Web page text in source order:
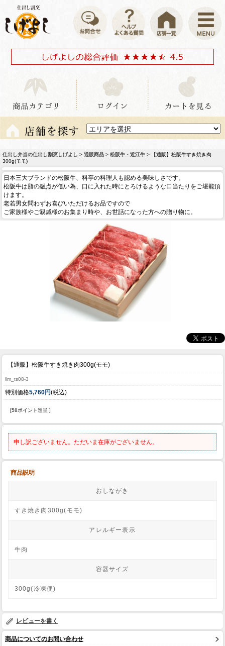
仕出し弁当の仕出し割烹しげよし > 通販商品 > 松阪牛・近江牛 > 【通販】松阪牛すき焼き肉
300g(モモ)
日本三大ブランドの松阪牛、料亭の料理人も認める美味しさです。
松阪牛は脂の融点が低い為、口に入れた時にとろけるような口当たりをご堪能頂
けます。
老若男女問わずお喜びいただけるお品ですので
ご家族様やご親戚様のお集まり時や、お世話になった方への贈り物に。
【通販】松阪牛すき焼き肉300g(モモ)
lim_ts08-3
特別価格5,760円(税込)
[58ポイント進呈 ]
申し訳ございません。ただいま在庫がございません。
商品説明
おしながき
すき焼き肉300g(モモ)
アレルギー表示
牛肉
容器サイズ
300g(冷凍便)
レビューを書く
商品についてのお問い合わせ